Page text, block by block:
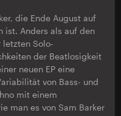
die Ende August auf
ist. Anders als auf den
letzten Solo-
der Beatlosigkeit
neuen EP eine
von Bass- und
mit einem
man es von Sam Barker